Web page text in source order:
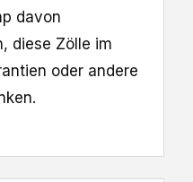
davon
diese Zölle im
oder andere